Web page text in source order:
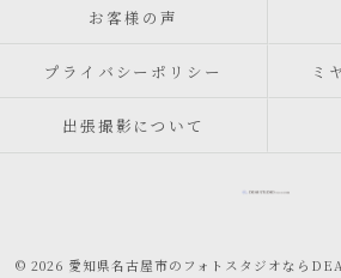
お客様の声
プライバシーポリシー ミ
出張撮影について
© 2026 愛知県名古屋市のフォトスタジオなら